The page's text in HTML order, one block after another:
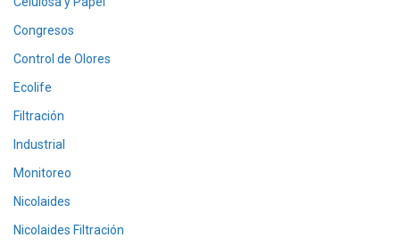
Congresos
Control de Olores
Ecolife
Filtración
Industrial
Monitoreo
Nicolaides
Nicolaides Filtración